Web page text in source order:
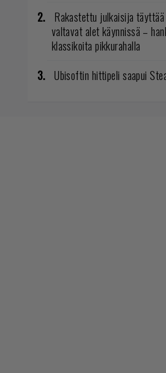
Rakastettu julkaisija
valtavat alet käynnissä –
klassikoita pikkurahalla
Ubisoftin hittipeli saapui